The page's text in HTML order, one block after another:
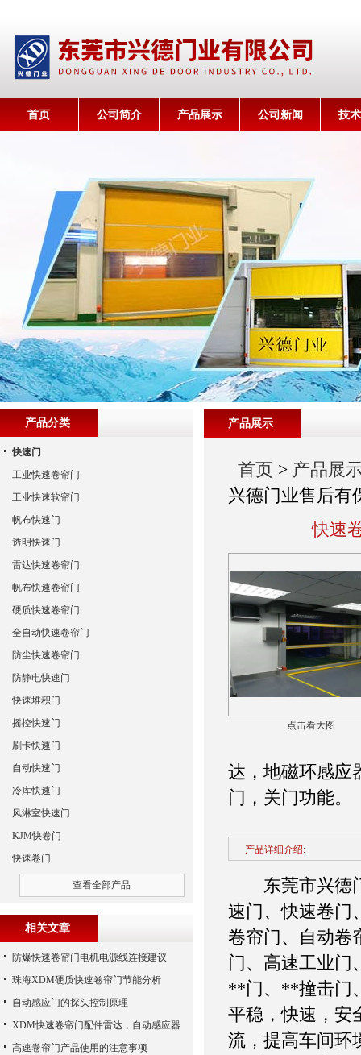
首页 公司简介 产品展示 公司新闻 技
产品展示
首页 > 产品展
兴德门业售后有
快速
点击看大图
达，地磁环感应
门，关门功能。
产品详细介绍:
东莞市兴德门
速门、快速卷门
卷帘门、自动卷
门、高速工业门
**门、**撞击门
平稳，快速，安
流，提高车间环
产品分类
快速门
工业快速卷帘门
工业快速软帘门
帆布快速门
透明快速门
雷达快速卷帘门
帆布快速卷帘门
硬质快速卷帘门
全自动快速卷帘门
防尘快速卷帘门
防静电快速门
快速堆积门
摇控快速门
刷卡快速门
自动快速门
冷库快速门
风淋室快速门
KJM快卷门
快速卷门
查看全部产品
相关文章
防爆快速卷帘门电机电源线连接建议
珠海XDM硬质快速卷帘门节能分析
自动感应门的探头控制原理
XDM快速卷帘门配件雷达，自动感应器
高速卷帘门产品使用的注意事项